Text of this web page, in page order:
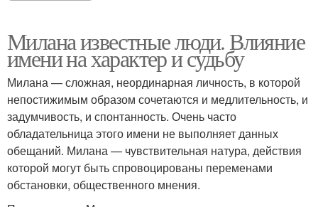
Милана известные люди. Влияние
имени на характер и судьбу
Милана — сложная, неординарная личность, в которой
непостижимым образом сочетаются и медлительность, и
задумчивость, и спонтанность. Очень часто
обладательница этого имени не выполняет данных
обещаний. Милана — чувствительная натура, действия
которой могут быть спровоцированы переменами
обстановки, общественного мнения.